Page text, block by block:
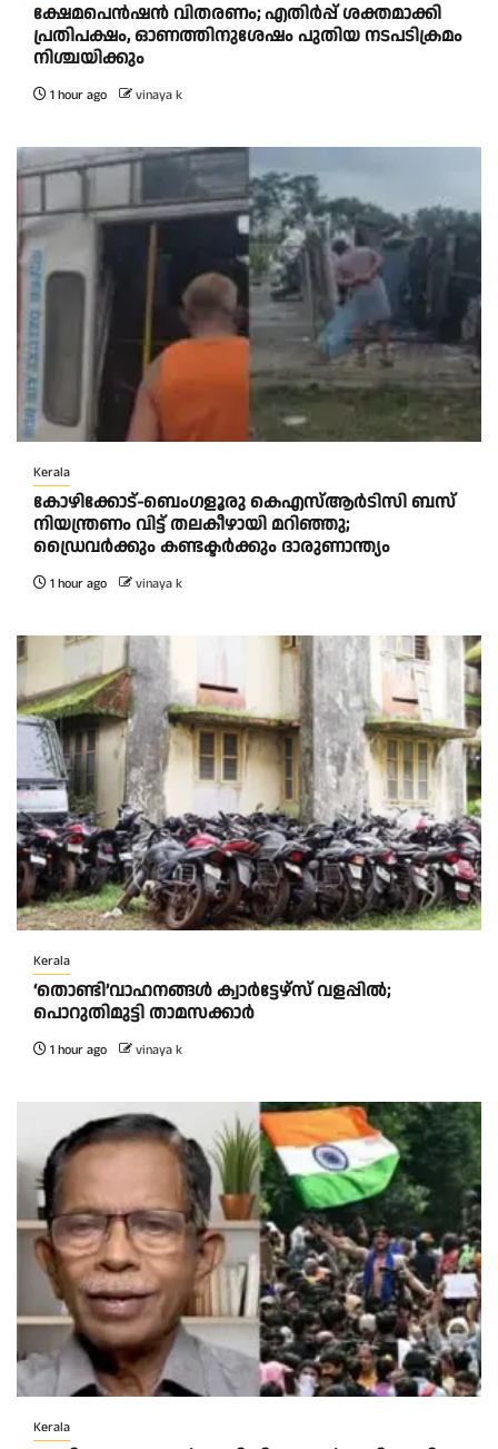
ക്ഷേമപെൻഷൻ വിതരണം; എതിർപ്പ് ശക്തമാക്കി
പ്രതിപക്ഷം, ഓണത്തിനുശേഷം പുതിയ നടപടിക്രമം
നിശ്ചയിക്കും
1 hour ago vinaya k
Kerala
കോഴിക്കോട്-ബെംഗളൂരു കെഎസ്ആര്‍ടിസി ബസ്
നിയന്ത്രണം വിട്ട് തലകീഴായി മറിഞ്ഞു;
ഡ്രെെവർക്കും കണ്ടക്ടർക്കും ദാരുണാന്ത്യം
1 hour ago vinaya k
Kerala
‘തൊണ്ടി’വാഹനങ്ങൾ ക്വാർട്ടേഴ്സ്‌ വളപ്പിൽ;
പൊറുതിമുട്ടി താമസക്കാർ
1 hour ago vinaya k
Kerala